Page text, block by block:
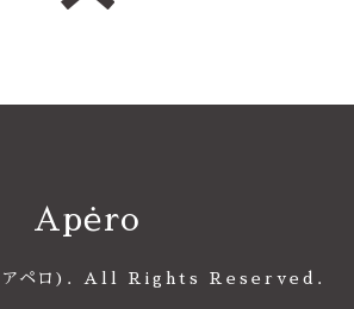
Apėro
ペロ) . All Rights Reserved.